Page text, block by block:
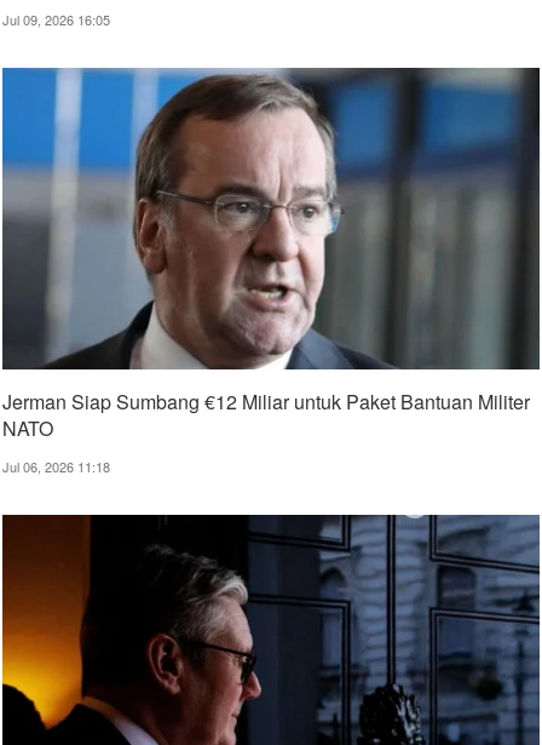
Jul 09, 2026 16:05
Jerman Siap Sumbang €12 Miliar untuk Paket Bantuan Militer
NATO
Jul 06, 2026 11:18